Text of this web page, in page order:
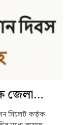
জেলা...
সিলেট কর্তৃক